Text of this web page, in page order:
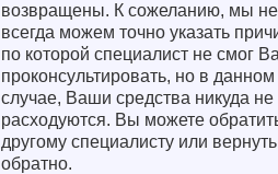
возвращены. К сожеланию, мы не
всегда можем точно указать
по которой специалист не смог
проконсультировать, но в данном
случае, Ваши средства никуда не
расходуются. Вы можете
другому специалисту или
обратно.